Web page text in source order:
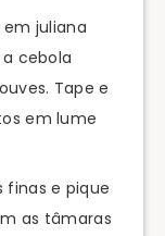
juliana
cebola
Tape e
em lume
finas e pique
as tâmaras